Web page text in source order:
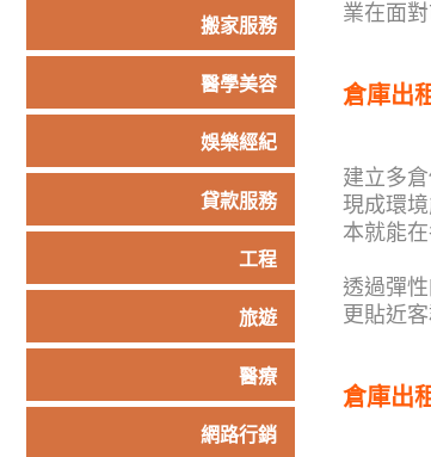
搬家服務
醫學美容
娛樂經紀
貸款服務
工程
旅遊
醫療
網路行銷
業在面
倉庫出
建立多
現成環
本就能
透過彈
更貼近
倉庫出